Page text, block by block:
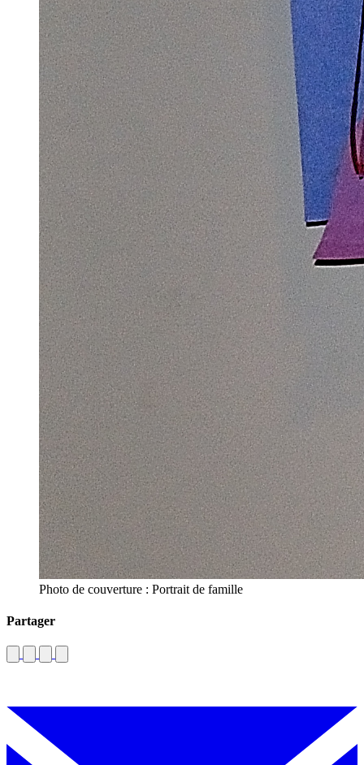
Photo de couverture : Portrait de famille
Partager